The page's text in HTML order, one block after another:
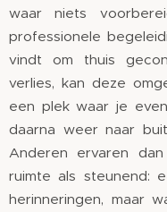
waar niets
professionele
vindt om thuis
verlies, kan deze
een plek waar je
daarna weer naar
Anderen ervaren
ruimte als steunend:
herinneringen, maar